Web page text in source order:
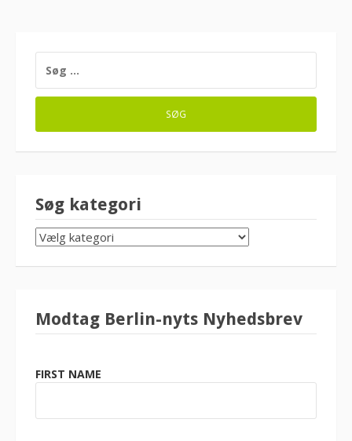
EFTER:
Søg kategori
SØG
KATEGORI
Modtag Berlin-nyts Nyhedsbrev
FIRST NAME